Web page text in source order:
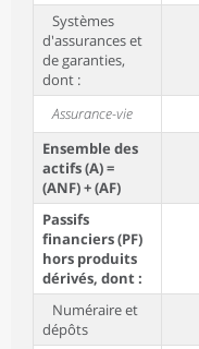
Systèmes
d'assurances et
de garanties,
dont :
Assurance-vie
Ensemble des
actifs (A) =
(ANF) + (AF)
Passifs
financiers (PF)
hors produits
dérivés, dont :
Numéraire et
dépôts